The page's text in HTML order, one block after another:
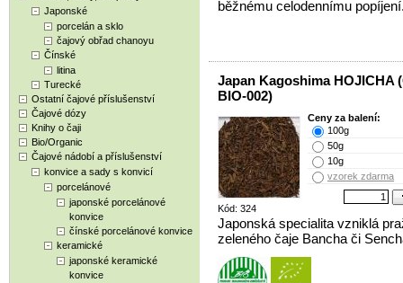
Japonské
porcelán a sklo
čajový obřad chanoyu
Čínské
litina
Turecké
Ostatní čajové příslušenství
Čajové dózy
Knihy o čaji
Bio/Organic
Čajové nádobí a příslušenství
konvice a sady s konvicí
porcelánové
japonské porcelánové
konvice
čínské porcelánové konvice
keramické
japonské keramické
konvice
běžnému celodennímu
Japan Kagoshima HOJICHA
BIO-002)
Kód: 324
Ceny za balení:
100g
50g
10g
vzorek zdarma
Japonská specialita vzniklá
zeleného čaje Bancha či